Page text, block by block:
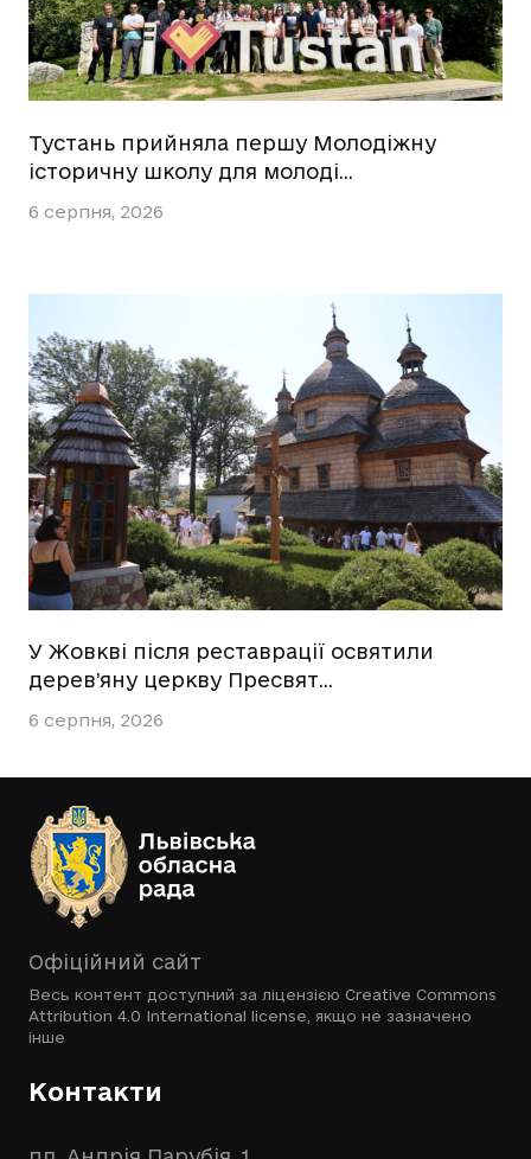
Тустань прийняла першу Молодіжну
історичну школу для молоді…
6 серпня, 2026
У Жовкві після реставрації освятили
дерев’яну церкву Пресвят…
6 серпня, 2026
Офіційний сайт
Весь контент доступний за ліцензією Creative Commons
Attribution 4.0 International license , якщо не зазначено
інше
Контакти